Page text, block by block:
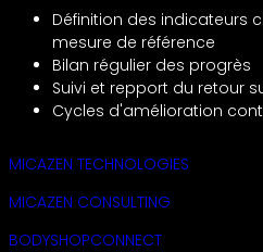
Définition des indicateurs
mesure de référence
Bilan régulier des progrès
Suivi et repport du retour
Cycles d'amélioration
MICAZEN TECHNOLOGIES
MICAZEN CONSULTING
BODYSHOPCONNECT